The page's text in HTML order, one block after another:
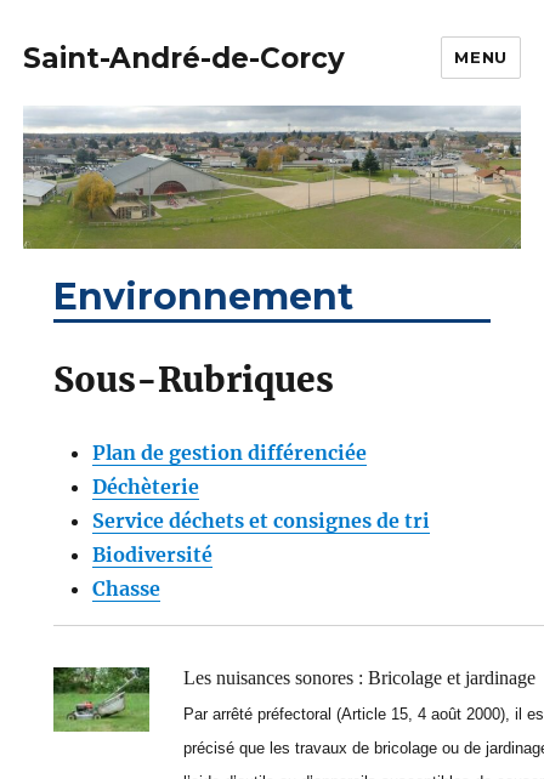
Saint-André-de-Corcy MENU
Environnement
Sous-Rubriques
Plan de gestion différenciée
Déchèterie
Service déchets et consignes de tri
Biodiversité
Chasse
Les nuisances sonores : Bricolage et jardinage
Par arrêté préfectoral (Article 15, 4 août 2000), il
précisé que les travaux de bricolage ou de